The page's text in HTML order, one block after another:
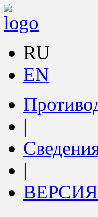
RU
EN
|
|